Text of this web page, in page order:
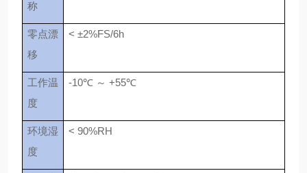
称
零点漂
移
< ±2%FS/6h
工作温
度
-10℃ ～ +55℃
环境湿
度
< 90%RH